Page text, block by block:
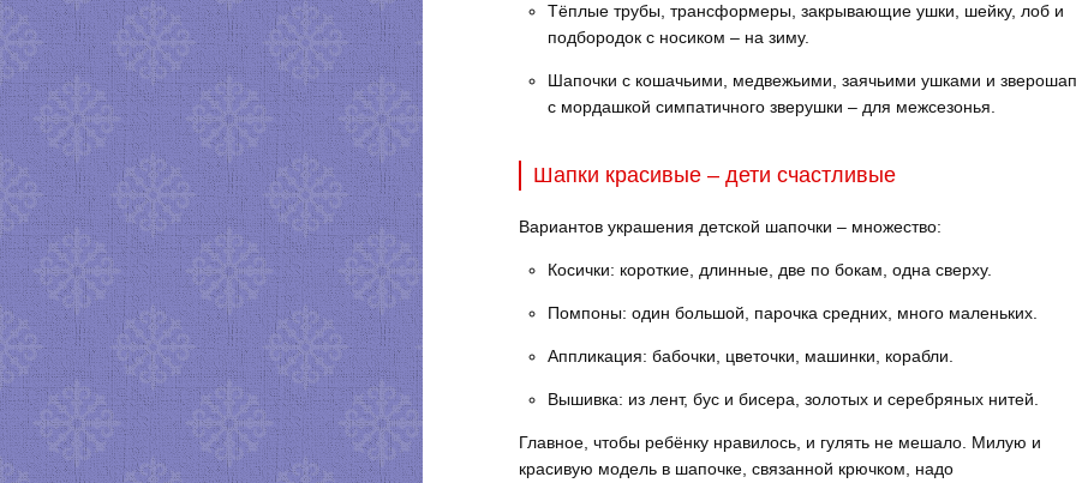
Тёплые трубы, трансформеры, закрывающие ушки, шейку, лоб и
подбородок с носиком – на зиму.
Шапочки с кошачьими, медвежьими, заячьими ушками и
с мордашкой симпатичного зверушки – для межсезонья.
Шапки красивые – дети счастливые
Вариантов украшения детской шапочки – множество:
Косички: короткие, длинные, две по бокам, одна сверху.
Помпоны: один большой, парочка средних, много маленьких.
Аппликация: бабочки, цветочки, машинки, корабли.
Вышивка: из лент, бус и бисера, золотых и серебряных нитей.
Главное, чтобы ребёнку нравилось, и гулять не мешало. Милую и
красивую модель в шапочке, связанной крючком, надо